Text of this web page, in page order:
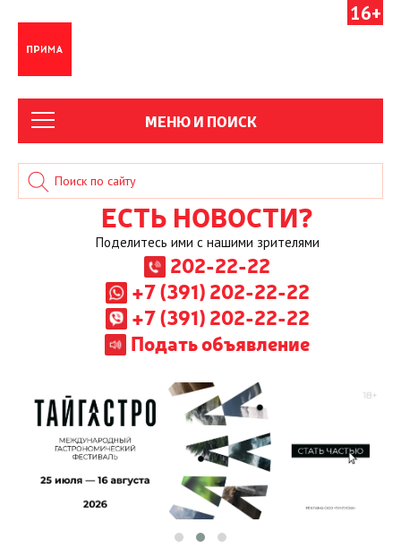
16+
МЕНЮ И ПОИСК
ЕСТЬ НОВОСТИ?
Поделитесь ими с нашими зрителями
202-22-22
+7 (391) 202-22-22
+7 (391) 202-22-22
Подать объявление